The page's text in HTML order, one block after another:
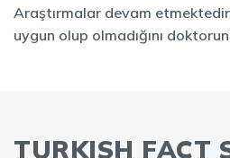
Araştırmalar devam
uygun olup olmadığını
TURKISH FACT